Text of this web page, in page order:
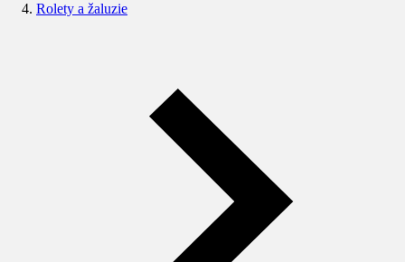
Rolety a žaluzie